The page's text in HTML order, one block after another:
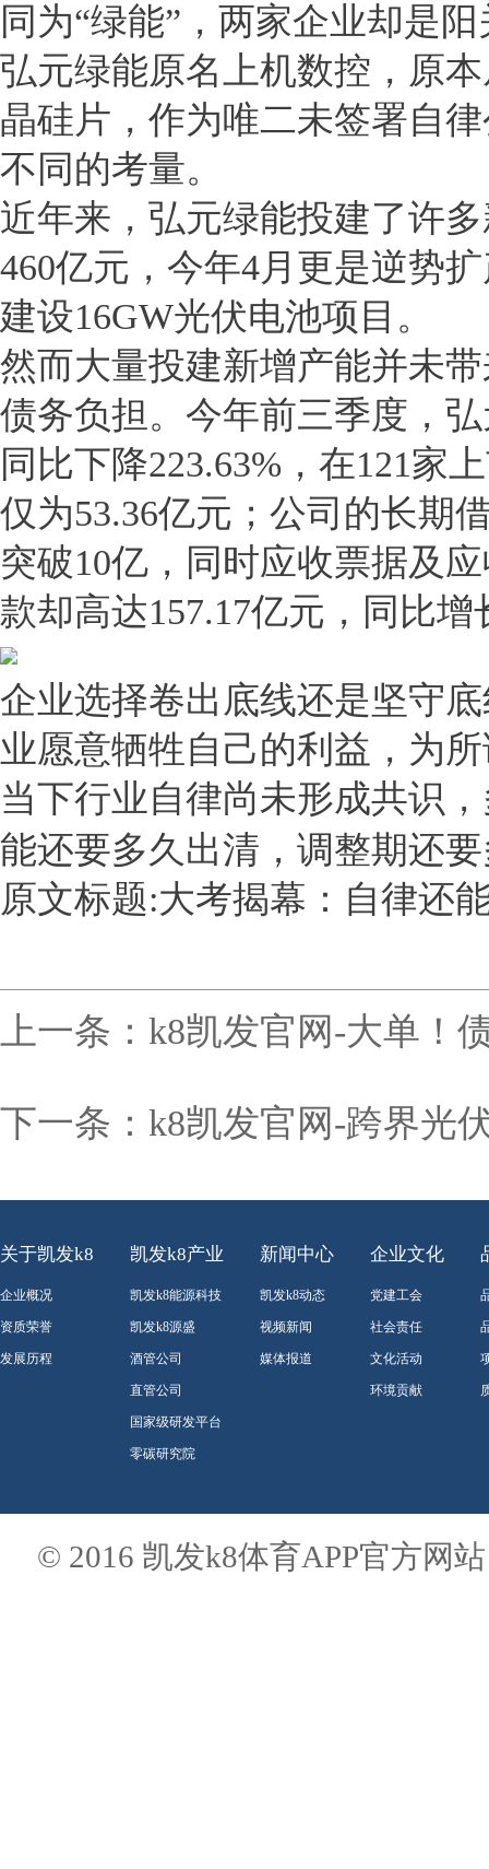
同为“绿能”，两家企业却是
弘元绿能原名上机数控，原
晶硅片，作为唯二未签署自
不同的考量。
近年来，弘元绿能投建了许
460亿元，今年4月更是逆势
建设16GW光伏电池项目。
然而大量投建新增产能并未
债务负担。今年前三季度，
同比下降223.63%，在121家
仅为53.36亿元；公司的长期
突破10亿，同时应收票据及
款却高达157.17亿元，同比
企业选择卷出底线还是坚守
业愿意牺牲自己的利益，为
当下行业自律尚未形成共识
能还要多久出清，调整期还
原文标题:大考揭幕：自律还
上一条： k8凯发官网-大单！
下一条： k8凯发官网-跨界光
关于凯发k8
企业概况
资质荣誉
发展历程
凯发k8产业
凯发k8能源科技
凯发k8源盛
酒管公司
直管公司
国家级研发平台
零碳研究院
新闻中心
凯发k8动态
视频新闻
媒体报道
企业文化
党建工会
社会责任
文化活动
环境贡献
© 2016 凯发k8体育APP官方网